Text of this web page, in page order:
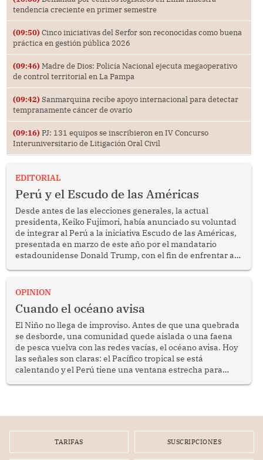
tendencia creciente en primer semestre
(09:50) Cinco iniciativas del Serfor son reconocidas como buena
práctica en gestión pública 2026
(09:46) Madre de Dios: Policía Nacional ejecuta megaoperativo
de control territorial en La Pampa
(09:42) Sanmarquina recibe apoyo internacional para detectar
tempranamente cáncer de ovario
(09:16) PJ: 131 equipos se inscribieron en IV Concurso
Interuniversitario de Litigación Oral Civil
EDITORIAL
Perú y el Escudo de las Américas
Desde antes de las elecciones generales, la actual
presidenta, Keiko Fujimori, había anunciado su voluntad
de integrar al Perú a la iniciativa Escudo de las Américas,
presentada en marzo de este año por el mandatario
estadounidense Donald Trump, con el fin de enfrentar al
OPINION
Cuando el océano avisa
El Niño no llega de improviso. Antes de que una quebrada
se desborde, una comunidad quede aislada o una faena
de pesca vuelva con las redes vacías, el océano avisa. Hoy
las señales son claras: el Pacífico tropical se está
calentando y el Perú tiene una ventana estrecha para
TARIFAS SUSCRIPCIONES